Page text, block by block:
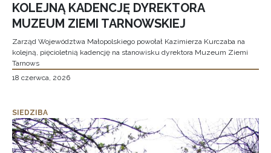
KOLEJNĄ KADENCJĘ DYREKTORA
MUZEUM ZIEMI TARNOWSKIEJ
Zarząd Województwa Małopolskiego powołał Kazimierza Kurczaba na
kolejną, pięcioletnią kadencję na stanowisku dyrektora Muzeum Ziemi
Tarnows
18 czerwca, 2026
SIEDZIBA